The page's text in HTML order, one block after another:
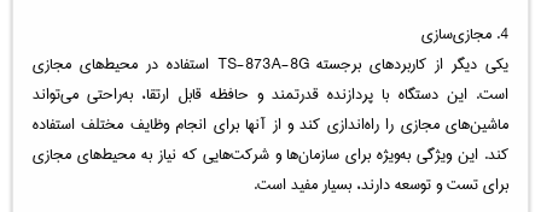
4. مجازی‌سازی
یکی دیگر از کاربردهای برجسته TS-873A-8G استفاده در محیط‌های مجازی
است. این دستگاه با پردازنده قدرتمند و حافظه قابل ارتقا، به‌راحتی می‌تواند
ماشین‌های مجازی را راه‌اندازی کند و از آنها برای انجام وظایف مختلف استفاده
کند. این ویژگی به‌ویژه برای سازمان‌ها و شرکت‌هایی که نیاز به محیط‌های مجازی
برای تست و توسعه دارند، بسیار مفید است.